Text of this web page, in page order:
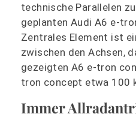
technische Parallelen
geplanten Audi A6 e-
Zentrales Element ist
zwischen den Achsen,
gezeigten A6 e-tron
tron concept etwa 100
Immer